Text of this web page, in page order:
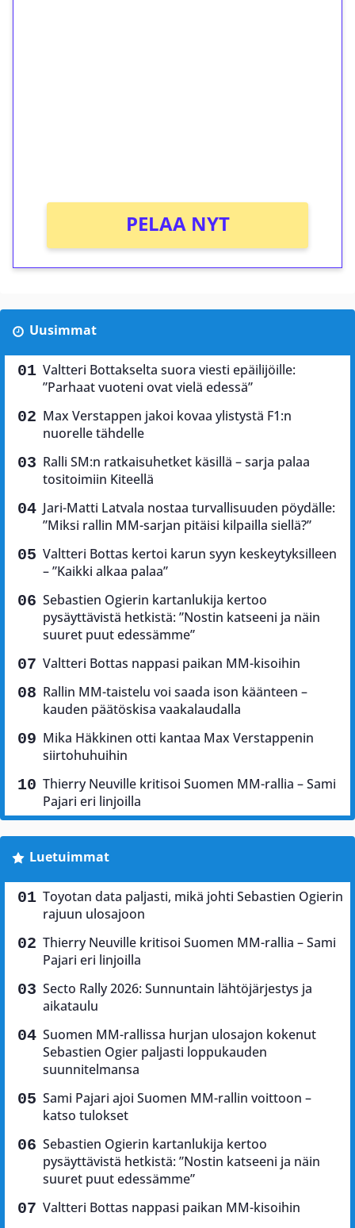
PELAA NYT
Uusimmat
Valtteri Bottakselta suora viesti epäilijöille:
”Parhaat vuoteni ovat vielä edessä”
Max Verstappen jakoi kovaa ylistystä F1:n
nuorelle tähdelle
Ralli SM:n ratkaisuhetket käsillä – sarja palaa
tositoimiin Kiteellä
Jari-Matti Latvala nostaa turvallisuuden pöydälle:
”Miksi rallin MM-sarjan pitäisi kilpailla siellä?”
Valtteri Bottas kertoi karun syyn keskeytyksilleen
– ”Kaikki alkaa palaa”
Sebastien Ogierin kartanlukija kertoo
pysäyttävistä hetkistä: ”Nostin katseeni ja näin
suuret puut edessämme”
Valtteri Bottas nappasi paikan MM-kisoihin
Rallin MM-taistelu voi saada ison käänteen –
kauden päätöskisa vaakalaudalla
Mika Häkkinen otti kantaa Max Verstappenin
siirtohuhuihin
Thierry Neuville kritisoi Suomen MM-rallia – Sami
Pajari eri linjoilla
Luetuimmat
Toyotan data paljasti, mikä johti Sebastien Ogierin
rajuun ulosajoon
Thierry Neuville kritisoi Suomen MM-rallia – Sami
Pajari eri linjoilla
Secto Rally 2026: Sunnuntain lähtöjärjestys ja
aikataulu
Suomen MM-rallissa hurjan ulosajon kokenut
Sebastien Ogier paljasti loppukauden
suunnitelmansa
Sami Pajari ajoi Suomen MM-rallin voittoon –
katso tulokset
Sebastien Ogierin kartanlukija kertoo
pysäyttävistä hetkistä: ”Nostin katseeni ja näin
suuret puut edessämme”
Valtteri Bottas nappasi paikan MM-kisoihin